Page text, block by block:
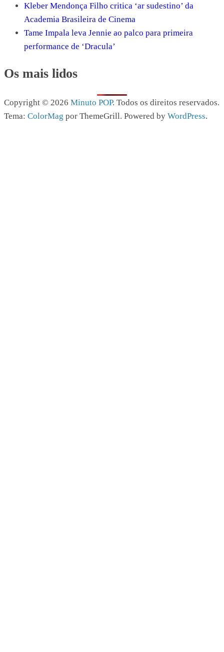
Kleber Mendonça Filho critica ‘ar sudestino’ da
Academia Brasileira de Cinema
Tame Impala leva Jennie ao palco para primeira
performance de ‘Dracula’
Os mais lidos
Copyright © 2026 Minuto POP. Todos os direitos reservados.
Tema: ColorMag por ThemeGrill. Powered by WordPress.